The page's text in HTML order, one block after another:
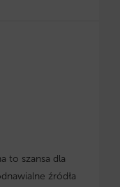
to szansa dla
źródła